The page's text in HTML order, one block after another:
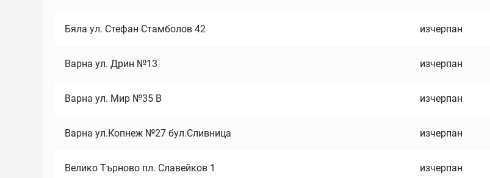
Бяла ул. Стефан Стамболов 42 изчерпан
Варна ул. Дрин №13 изчерпан
Варна ул. Мир №35 В изчерпан
Варна ул.Копнеж №27 бул.Сливница изчерпан
Велико Търново пл. Славейков 1 изчерпан